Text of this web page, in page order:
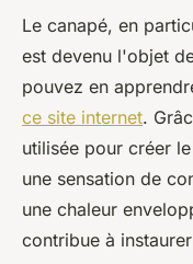
Le canapé, en
est devenu l'objet
pouvez en
ce site internet.
utilisée pour créer
une sensation de
une chaleur
contribue à